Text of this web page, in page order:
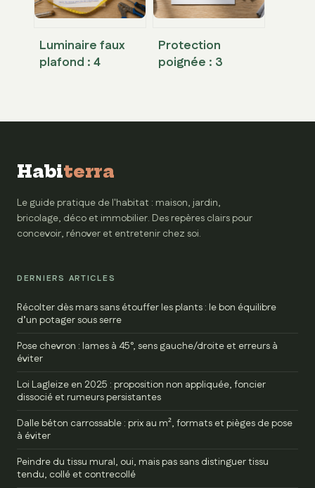
Luminaire faux
plafond : 4
Protection
poignée : 3
Habiterra
Le guide pratique de l'habitat : maison, jardin,
bricolage, déco et immobilier. Des repères clairs pour
concevoir, rénover et entretenir chez soi.
DERNIERS ARTICLES
Récolter dès mars sans étouffer les plants : le bon équilibre
d’un potager sous serre
Pose chevron : lames à 45°, sens gauche/droite et erreurs à
éviter
Loi Lagleize en 2025 : proposition non appliquée, foncier
dissocié et rumeurs persistantes
Dalle béton carrossable : prix au m², formats et pièges de pose
à éviter
Peindre du tissu mural, oui, mais pas sans distinguer tissu
tendu, collé et contrecollé